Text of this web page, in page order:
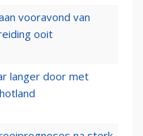
vooravond van
ooit
langer door met